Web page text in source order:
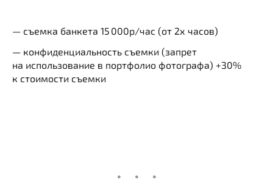
— съемка банкета 15 000р/час (от 2х часов)
— конфиденциальность съемки (запрет
на использование в портфолио фотографа) +30%
к стоимости съемки